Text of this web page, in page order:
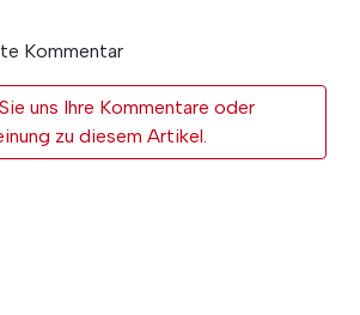
Kommentar
uns Ihre Kommentare oder
zu diesem Artikel.